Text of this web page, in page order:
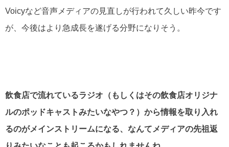
Voicyなど音声メディアの見直しが行われて久しい昨今です
が、今後はより急成長を遂げる分野になりそう。
飲食店で流れているラジオ（もしくはその飲食店オリジナ
ルのポッドキャストみたいなやつ？）から情報を取り入れ
るのがメインストリームになる、なんてメディアの先祖返